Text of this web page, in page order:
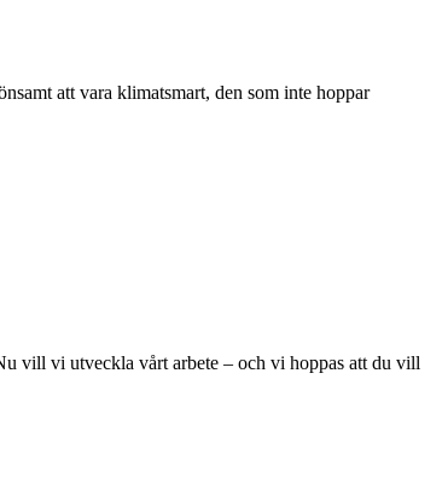
att vara klimatsmart, den som inte hoppar
vill vi utveckla vårt arbete – och vi hoppas att du vill